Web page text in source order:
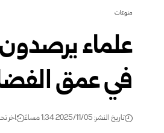
منوعات
علماء
في عمق
تاريخ النشر: 2025/11/05 1:34 مساءً اخر تحديث: